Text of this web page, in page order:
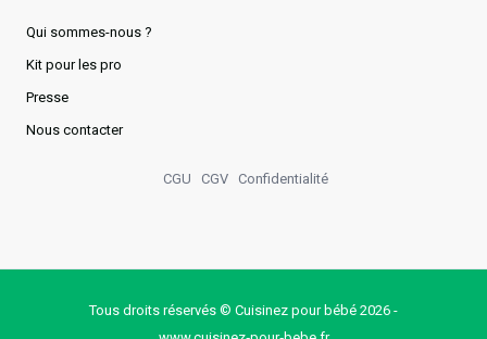
Qui sommes-nous ?
Kit pour les pro
Presse
Nous contacter
CGU CGV Confidentialité
Tous droits réservés © Cuisinez pour bébé 2026 -